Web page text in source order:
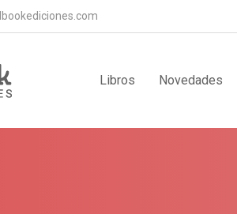
Libros Novedades